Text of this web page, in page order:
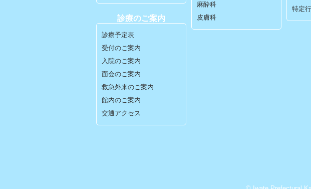
診療のご案内
診療予定表
受付のご案内
入院のご案内
面会のご案内
救急外来のご案内
館内のご案内
交通アクセス
麻酔科
皮膚科
特定